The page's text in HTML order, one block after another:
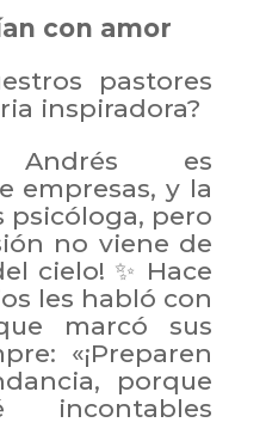
con amor
pastores
inspiradora?
es
empresas, y la
psicóloga, pero
no viene de
cielo! ✨ Hace
les habló con
marcó sus
«¡Preparen
porque
incontables